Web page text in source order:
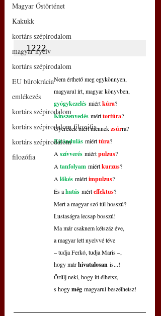
Magyar Őstörténet
Kakukk
kortárs szépirodalom
magyar nyelv
kortárs szépirodalom
EU bürokrácia
emlékezés
kortárs szépirodalom
kortárs szépirodalom filozófia
kortárs szépirodalom
filozófia
1222
Nem érthető meg egykönnyen,
magyarul írt, magyar könyvben,
gyógykezelés miért kúra?
Kínszenvedés mért tortúra?
Gyerekek mért mennek zsúrra?
Kirándulás miért túra?
A szívverés miért pulzus?
A tanfolyam miért kurzus?
A lökés miért impulzus?
És a hatás mért effektus?
Mert a magyar szó túl hosszú?
Lustaságra lecsap bosszú!
Ma már csaknem kétszáz éve,
a magyar lett nyelvvé téve
– tudja Ferkó, tudja Maris –,
hogy már hivatalosan is...!
Örülj neki, hogy itt élhetsz,
s hogy még magyarul beszélhetsz!